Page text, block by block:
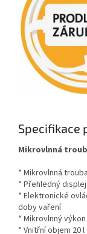
Specifikace
Mikrovlnná
* Mikrovlnná
* Přehledný
* Elektronické
doby vaření
* Mikrovlnný výkon
* Vnitřní objem 20 l